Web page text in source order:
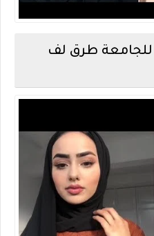
طرق لف